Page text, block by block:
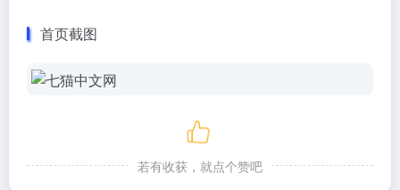
首页截图
若有收获，就点个赞吧